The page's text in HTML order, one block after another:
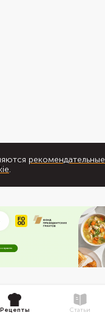
рекомендательные
.
Рецепты Статьи